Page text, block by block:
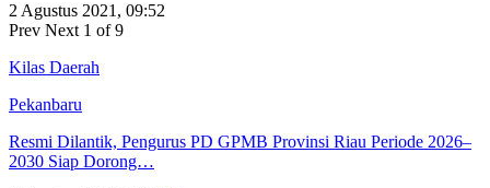
2 Agustus 2021, 09:52
Prev Next 1 of 9
Kilas Daerah
Pekanbaru
Resmi Dilantik, Pengurus PD GPMB Provinsi Riau Periode 2026–
2030 Siap Dorong…